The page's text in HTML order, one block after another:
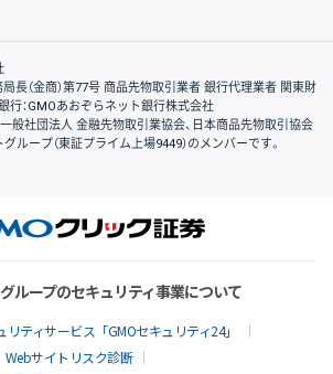
長（金商）第77号 商品先物取引業者 銀行代理業者 関東財
行：GMOあおぞらネット銀行株式会社
一般社団法人 金融先物取引業協会、日本商品先物取引協会
ループ（東証プライム上場9449）のメンバーです。
ループのセキュリティ事業について
ティサービス「GMOセキュリティ24」
Webサイトリスク診断